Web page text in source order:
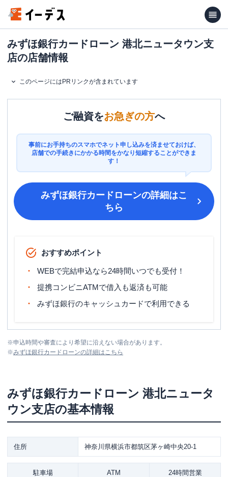
みずほ銀行カードローン 港北ニュータウン支
店の店舗情報
このページにはPRリンクが含まれています
ご融資をお急ぎの方へ
事前にお手持ちのスマホでネット申し込みを済ませておけば、
店舗での手続きにかかる時間をかなり短縮することができま
す！
みずほ銀行カードローンの詳細はこ
ちら
おすすめポイント
WEBで完結申込なら24時間いつでも受付！
提携コンビニATMで借入も返済も可能
みずほ銀行のキャッシュカードで利用できる
※申込時間や審査により希望に沿えない場合があります。
※みずほ銀行カードローンの詳細はこちら
みずほ銀行カードローン 港北ニュータ
ウン支店の基本情報
住所 神奈川県横浜市都筑区茅ヶ崎中央20-1
駐車場 ATM 24時間営業